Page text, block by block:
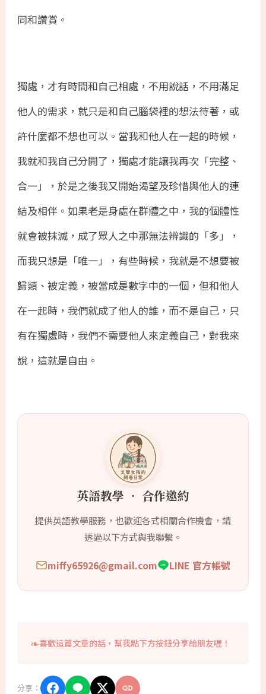
同和讚賞。
獨處，才有時間和自己相處，不用說話，不用滿足
他人的需求，就只是和自己腦袋裡的想法待著，或
許什麼都不想也可以。當我和他人在一起的時候，
我就和我自己分開了，獨處才能讓我再次「完整、
合一」，於是之後我又開始渴望及珍惜與他人的連
結及相伴。如果老是身處在群體之中，我的個體性
就會被抹滅，成了眾人之中那無法辨識的「多」，
而我只想是「唯一」，有些時候，我就是不想要被
歸類、被定義，被當成是數字中的一個，但和他人
在一起時，我們就成了他人的誰，而不是自己，只
有在獨處時，我們不需要他人來定義自己，對我來
說，這就是自由。
英語教學 ‧ 合作邀約
提供英語教學服務，也歡迎各式相關合作機會，請
透過以下方式與我聯繫。
miffy65926@gmail.com LINE 官方帳號
喜歡這篇文章的話，幫我點下方按鈕分享給朋友喔！
分享：